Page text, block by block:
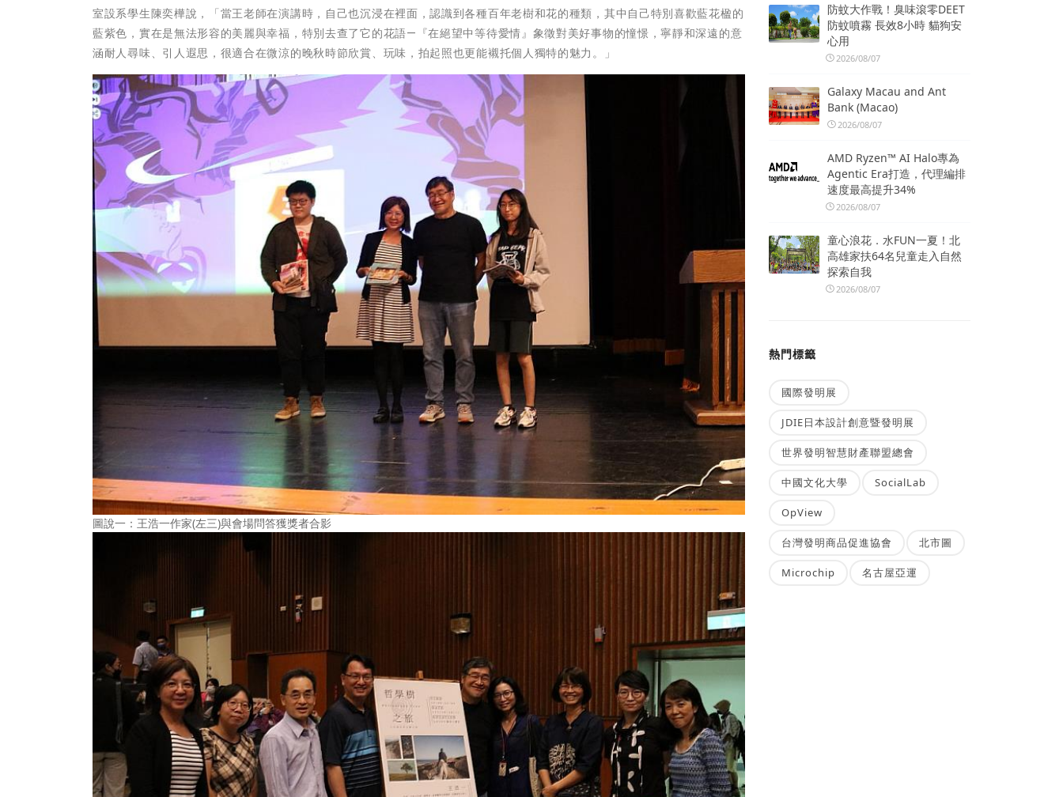
室設系學生陳奕樺說，「當王老師在演講時，自己也沉浸在裡面，認識到各種百年老樹和花的種類，其中自己特別喜歡藍花楹的
藍紫色，實在是無法形容的美麗與幸福，特別去查了它的花語—『在絕望中等待愛情』象徵對美好事物的憧憬，寧靜和深遠的意
涵耐人尋味、引人遐思，很適合在微涼的晚秋時節欣賞、玩味，拍起照也更能襯托個人獨特的魅力。」
圖說一：王浩一作家(左三)與會場問答獲獎者合影
防蚊大作戰！臭味滾零DEET
防蚊噴霧 長效8小時 貓狗安
心用
2026/08/07
Galaxy Macau and Ant
Bank (Macao)
2026/08/07
AMD Ryzen™ AI Halo專為
Agentic Era打造，代理編排
速度最高提升34%
2026/08/07
童心浪花．水FUN一夏！北
高雄家扶64名兒童走入自然
探索自我
2026/08/07
熱門標籤
國際發明展
JDIE日本設計創意暨發明展
世界發明智慧財產聯盟總會
中國文化大學 SocialLab
OpView
台灣發明商品促進協會 北市圖
Microchip 名古屋亞運